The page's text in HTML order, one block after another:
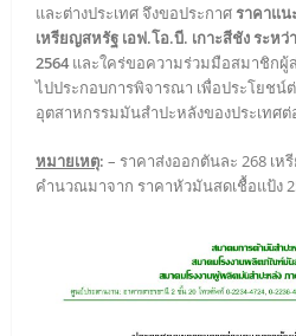
และต่างประเทศ จึงขอประกาศราคาแน
เหรียญสหรัฐ เอฟ.โอ.บี. เกาะสีชัง ระห
2564และใคร่ขอความร่วมมือสมาชิกผู้
ไปประกอบการพิจารณา เพื่อประโยชน์
อุตสาหกรรมมันสำปะหลังของประเทศต่
หมายเหตุ: – ราคาส่งออกตันละ 268 เห
คำนวณมาจาก ราคาหัวมันสดเชื้อแป้ง